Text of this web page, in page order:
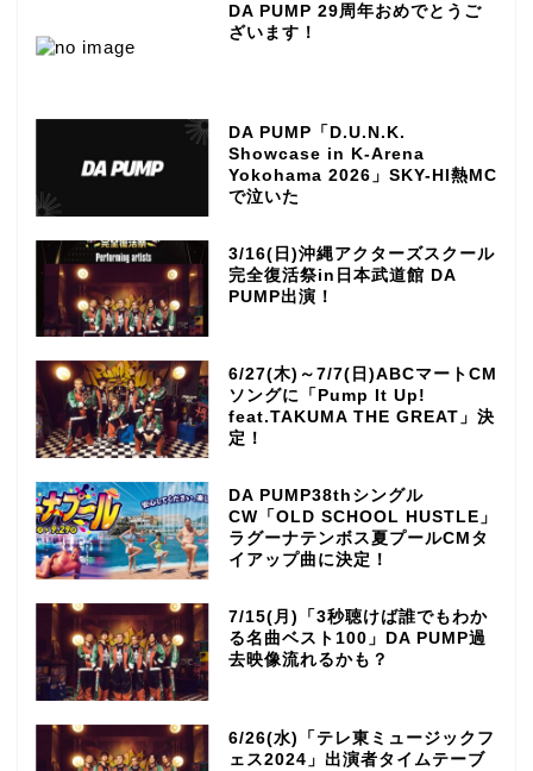
DA PUMP 29周年おめでとうご
ざいます！
DA PUMP「D.U.N.K.
Showcase in K-Arena
Yokohama 2026」SKY-HI熱MC
で泣いた
3/16(日)沖縄アクターズスクール
完全復活祭in日本武道館 DA
PUMP出演！
6/27(木)～7/7(日)ABCマートCM
ソングに「Pump It Up!
feat.TAKUMA THE GREAT」決
定！
DA PUMP38thシングル
CW「OLD SCHOOL HUSTLE」
ラグーナテンボス夏プールCMタ
イアップ曲に決定！
7/15(月)「3秒聴けば誰でもわか
る名曲ベスト100」DA PUMP過
去映像流れるかも？
6/26(水)「テレ東ミュージックフ
ェス2024」出演者タイムテーブ